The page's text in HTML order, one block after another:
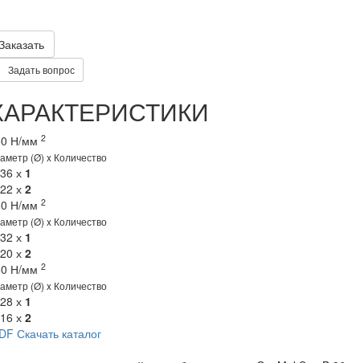
Задать вопрос
Н/мм 2
(Ø) x Количество
х 1
х 2
Н/мм 2
(Ø) x Количество
х 1
х 2
Н/мм 2
(Ø) x Количество
х 1
х 2
Скачать каталог